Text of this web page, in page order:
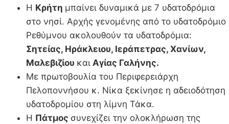
Η Κρήτη μπαίνει δυναμικά με 7 υδατοδρόμια
στο νησί. Αρχής γενομένης από το υδατοδρόμιο
Ρεθύμνου ακολουθούν τα υδατοδρόμια:
Σητείας, Ηράκλειου, Ιεράπετρας, Χανίων,
Μαλεβιζίου και Αγίας Γαλήνης.
Με πρωτοβουλία του Περιφερειάρχη
Πελοποννήσου κ. Νίκα ξεκίνησε η αδειοδότηση
υδατοδρομίου στη λίμνη Τάκα.
Η Πάτμος συνεχίζει την ολοκλήρωση της